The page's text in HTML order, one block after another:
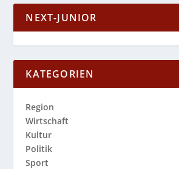
NEXT-JUNIOR
KATEGORIEN
Region
Wirtschaft
Kultur
Politik
Sport